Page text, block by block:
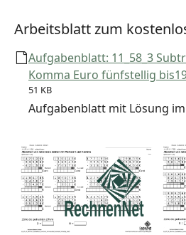
Arbeitsblatt zum
Aufgabenblatt: 11_58_3
Komma Euro fünfstellig
51 KB
Aufgabenblatt mit Lösung